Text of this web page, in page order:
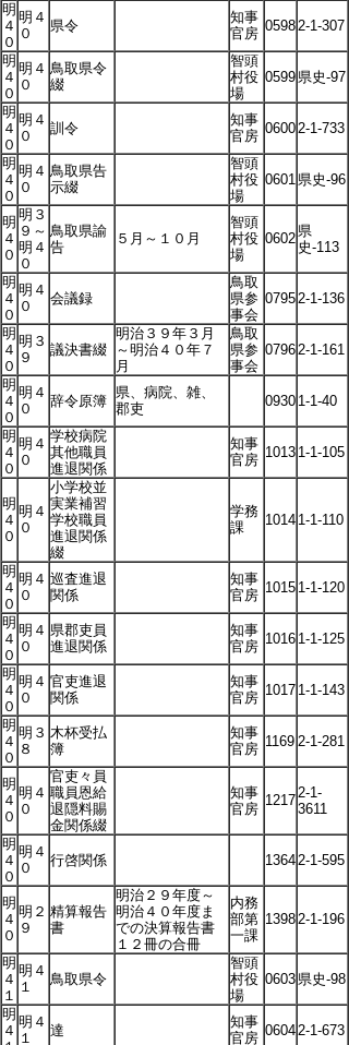
明
４
０
明４
０
県令
知事
官房 05982-1-307
明
４
０
明４
０
鳥取県令
綴
智頭
村役
場
0599 県史-97
明
４
０
明４
０
訓令
知事
官房 06002-1-733
明
４
０
明４
０
鳥取県告
示綴
智頭
村役
場
0601 県史-96
明
４
０
明３
９～
明４
０
鳥取県諭
告
５月～１０月
智頭
村役
場
0602 県
史-113
明
４
０
明４
０
会議録
鳥取
県参
事会
07952-1-136
明
４
０
明３
９
議決書綴
明治３９年３月
～明治４０年７
月
鳥取
県参
事会
07962-1-161
明
４
０
明４
０
辞令原簿
県、病院、雑、
郡吏
0930 1-1-40
明
４
０
明４
０
学校病院
其他職員
進退関係
知事
官房 1013 1-1-105
明
４
０
明４
０
小学校並
実業補習
学校職員
進退関係
綴
学務
課
1014 1-1-110
明
４
０
明４
０
巡査進退
関係
知事
官房 1015 1-1-120
明
４
０
明４
０
県郡吏員
進退関係
知事
官房 1016 1-1-125
明
４
０
明４
０
官吏進退
関係
知事
官房 1017 1-1-143
明
４
０
明３
８
木杯受払
簿
知事
官房 1169 2-1-281
明
４
０
明４
０
官吏々員
職員恩給
退隠料賜
金関係綴
知事
官房
12172-1-
3611
明
４
０
明４
０
行啓関係 13642-1-595
明
４
０
明２
９
精算報告
書
明治２９年度～
明治４０年度ま
での決算報告書
１２冊の合冊
内務
部第
一課
13982-1-196
明
４
１
明４
１
鳥取県令
智頭
村役
場
0603 県史-98
明
４
明４
１
達
知事
官房 06042-1-673